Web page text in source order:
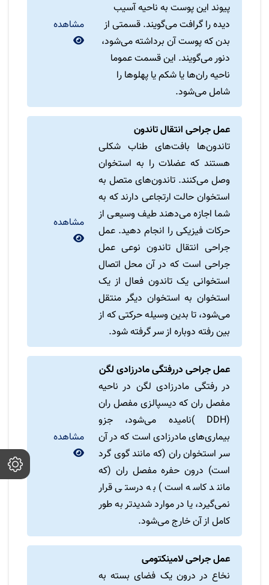
پیوند این پوست به ناحیه آسیب
دیده را گرافت می‌گویند. قسمتی از
بدن که پوست آن برداشته می‌شود،
دنور می‌گویند. این قسمت عموما
ناحیه ران‌ها یا شکم یا پهلوها را
شامل می‌شود.
مشاهده
عمل جراحی انتقال تاندون
تاندون‌ها بافت‌های طناب شکلی
هستند که عضلات را به استخوان
وصل می‌کنند. تاندون‌های متصل به
استخوان حالت ارتجاعی دارند که به
شما اجازه می‌دهند طیف وسیعی از
حرکات فیزیکی را انجام دهید. عمل
جراحی انتقال تاندون نوعی عمل
جراحی است که در آن محل اتصال
استخوانی یک تاندون فعال از یک
استخوان به استخوان دیگر منتقل
می‌شود، تا بدین وسیله حرکتی که از
بین رفته دوباره از سر گرفته شود.
مشاهده
عمل جراحی دررفتگی مادرزادی لگن
در رفتگی مادرزادی لگن در ناحیه
مفصل ران که دیسپالزی مفصل ران
(DDH )نامیده می‌شود، جزو
بیماری‌های مادرزادی است که در آن
سر استخوان ران (که مانند گوی گرد
است) درون حفره مفصل ران (که
مانند کاسه است) به درستی قرار
نمی‌گیرد، یا در موارد شدیدتر به طور
کامل از آن خارج می‌شود.
مشاهده
عمل جراحی لامینکتومی
نخاع در درون یک فضای بسته به